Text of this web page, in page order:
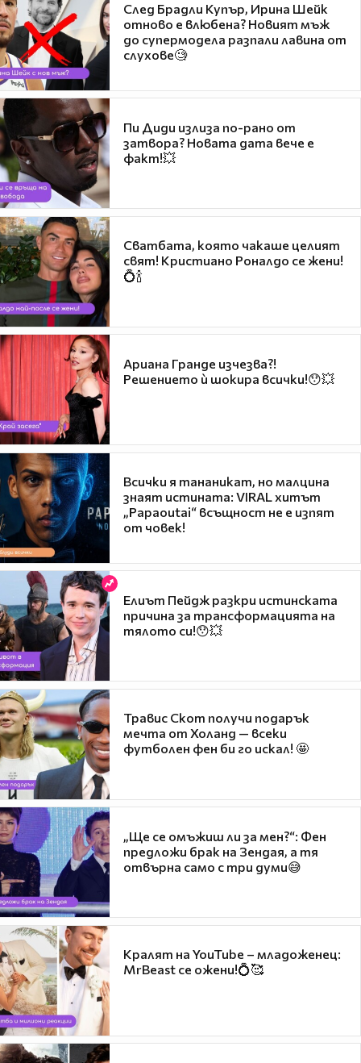
След Брадли Купър, Ирина Шейк
отново е влюбена? Новият мъж
до супермодела разпали лавина от
слухове🧐
Пи Диди излиза по-рано от
затвора? Новата дата вече е
факт!💥
Сватбата, която чакаше целият
свят! Кристиано Роналдо се жени!
💍🍾
Ариана Гранде изчезва?!
Решението ѝ шокира всички!😯💥
Всички я тананикат, но малцина
знаят истината: VIRAL хитът
„Papaoutai“ всъщност не е изпят
от човек!
Елиът Пейдж разкри истинската
причина за трансформацията на
тялото си!😯💥
Травис Скот получи подарък
мечта от Холанд — всеки
футболен фен би го искал! 🤩
„Ще се омъжиш ли за мен?“: Фен
предложи брак на Зендая, а тя
отвърна само с три думи😅
Кралят на YouTube – младоженец:
MrBeast се ожени!💍🥰